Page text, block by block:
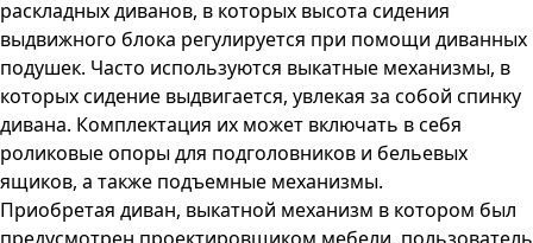
раскладных диванов, в которых высота сидения
выдвижного блока регулируется при помощи диванных
подушек. Часто используются выкатные механизмы, в
которых сидение выдвигается, увлекая за собой спинку
дивана. Комплектация их может включать в себя
роликовые опоры для подголовников и бельевых
ящиков, а также подъемные механизмы.
Приобретая диван, выкатной механизм в котором был